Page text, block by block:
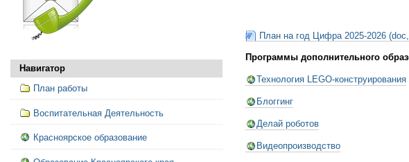
План на год Цифра 2025-2026
Программы дополнительного
Технология LEGO-конструирования
Блоггинг
Делай роботов
Видеопроизводство
Навигатор
План работы
Воспитательная Деятельность
Красноярское образование